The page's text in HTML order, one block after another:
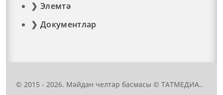
Элемтә
Документлар
© 2015 - 2026. Мәйдан челтәр басмасы © ТАТМЕДИА..